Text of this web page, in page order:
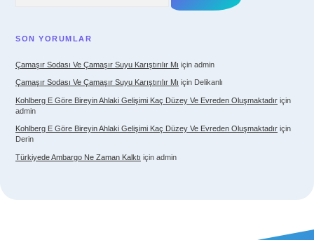
SON YORUMLAR
Çamaşır Sodası Ve Çamaşır Suyu Karıştırılır Mı için admin
Çamaşır Sodası Ve Çamaşır Suyu Karıştırılır Mı için Delikanlı
Kohlberg E Göre Bireyin Ahlaki Gelişimi Kaç Düzey Ve Evreden Oluşmaktadır için
admin
Kohlberg E Göre Bireyin Ahlaki Gelişimi Kaç Düzey Ve Evreden Oluşmaktadır için
Derin
Türkiyede Ambargo Ne Zaman Kalktı için admin